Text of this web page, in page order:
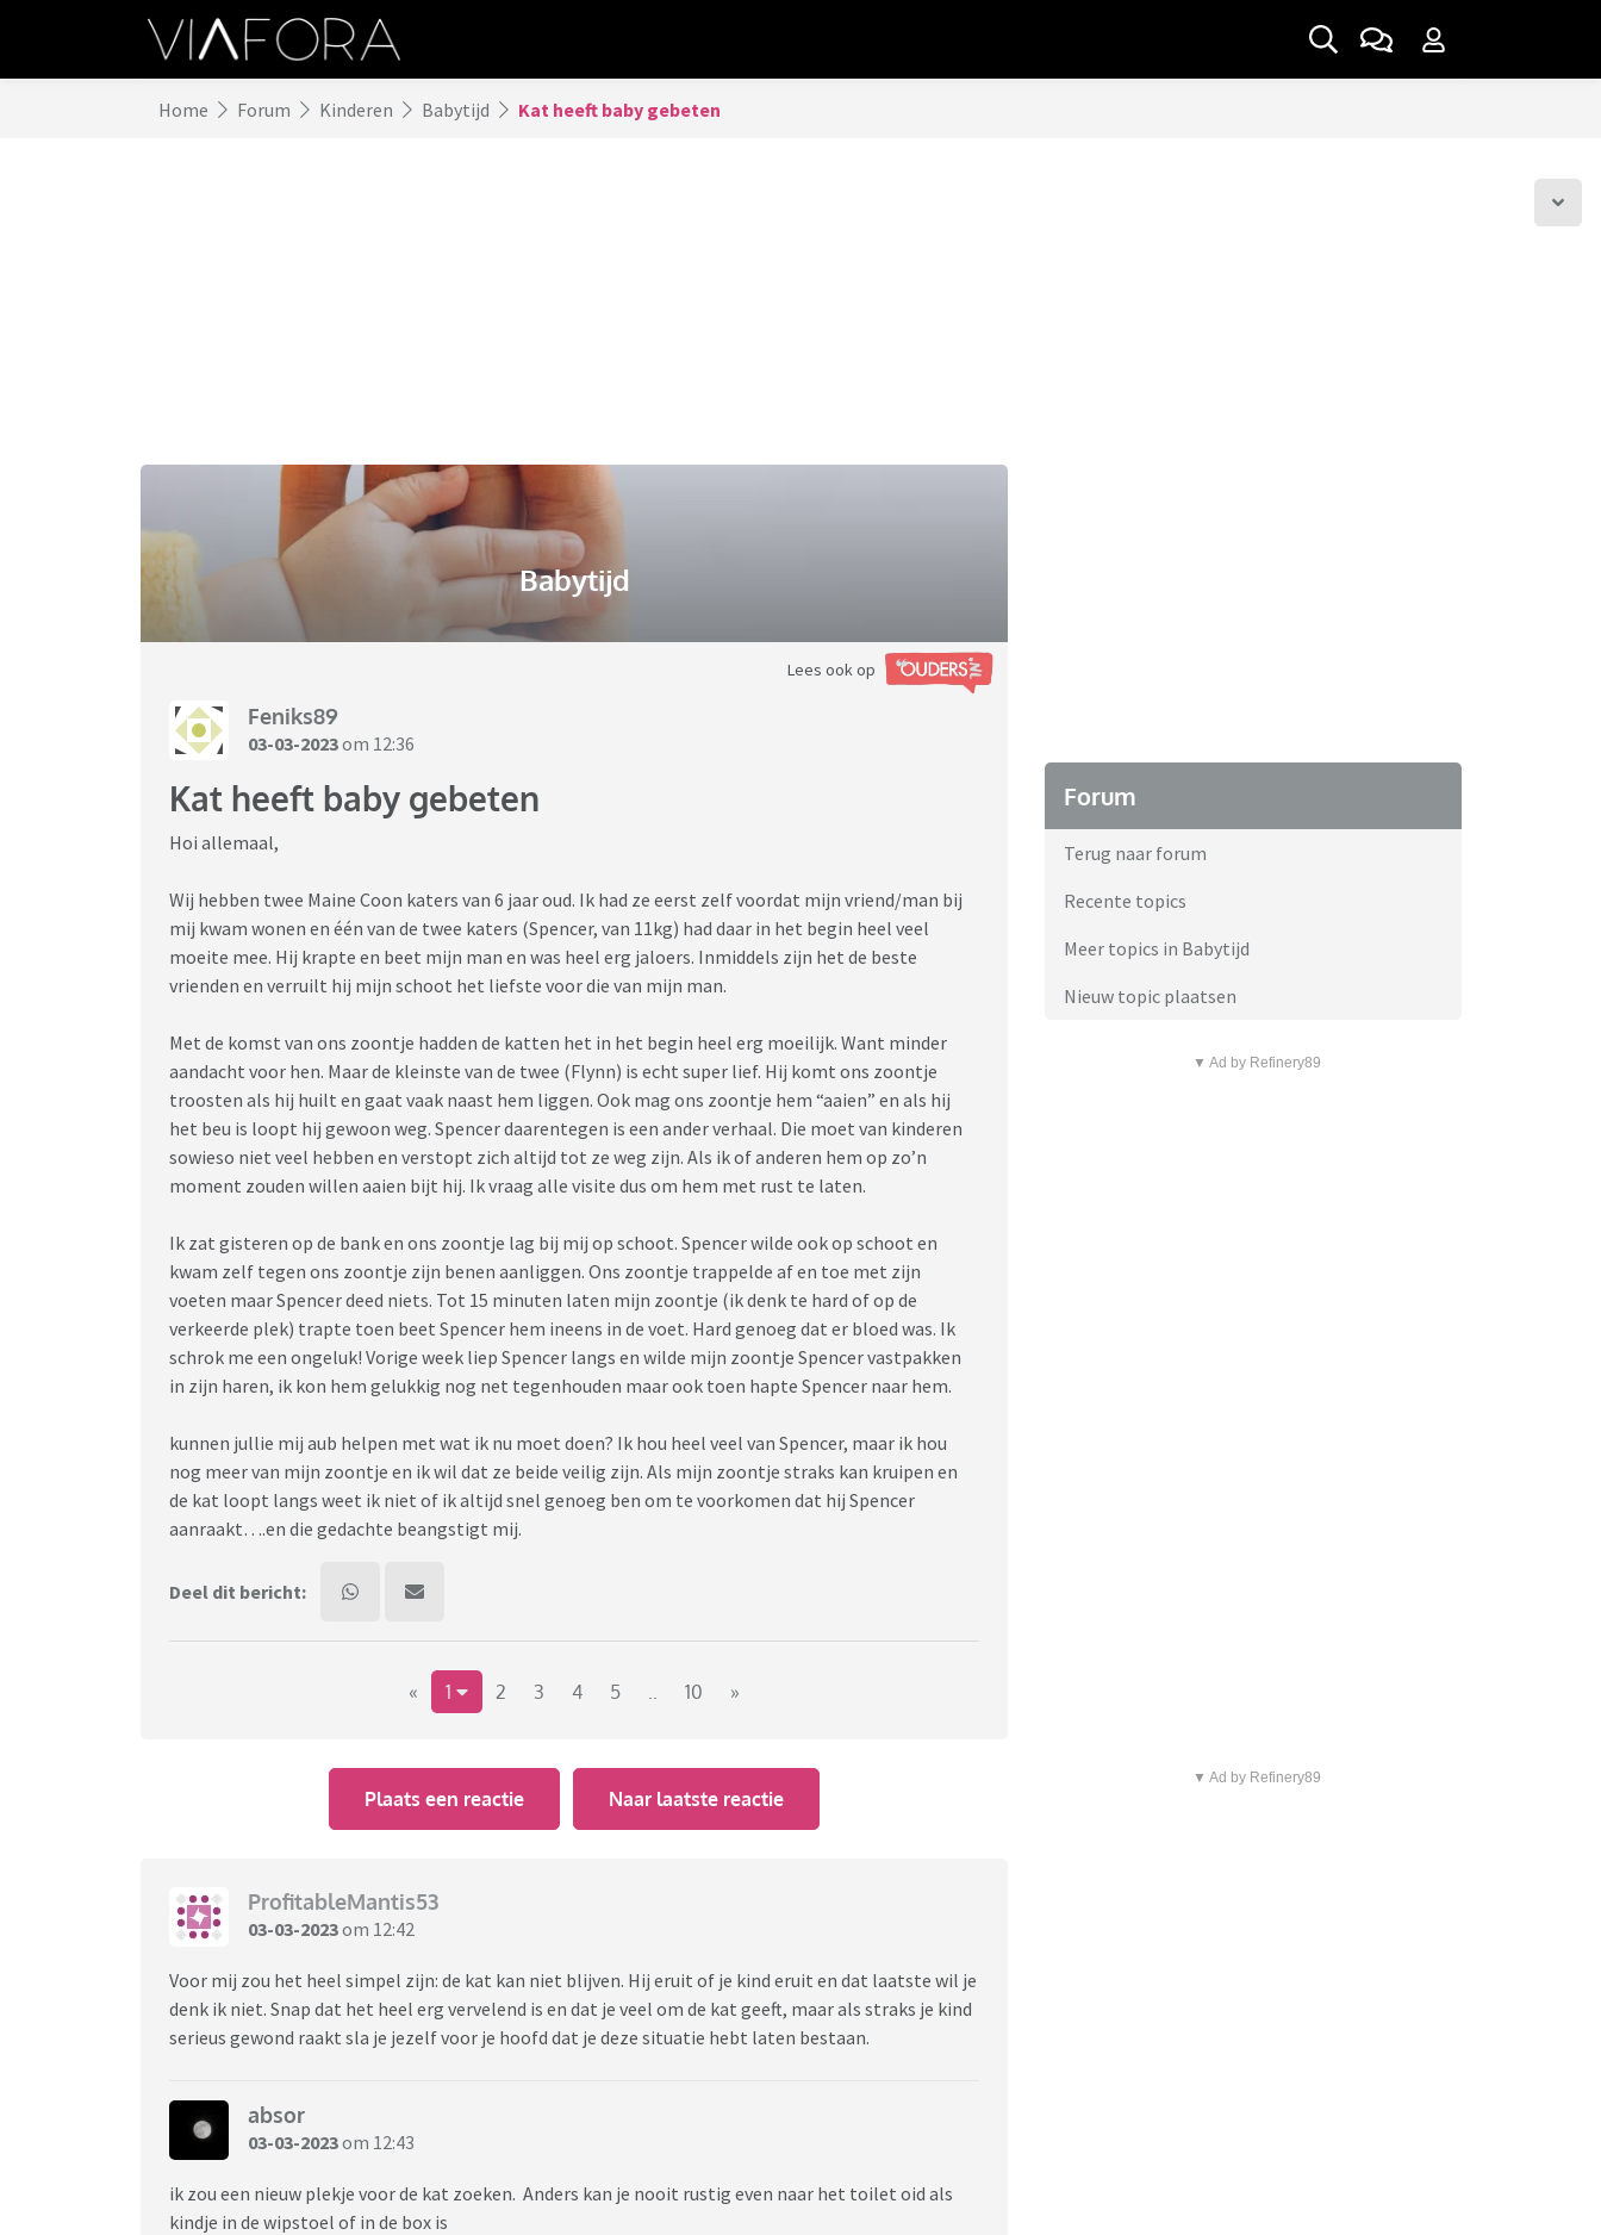
Home Forum Kinderen Babytijd Kat heeft baby gebeten
Babytijd
Lees ook op
Feniks89
03-03-2023om 12:36
Kat heeft baby gebeten
Hoi allemaal,
Wij hebben twee Maine Coon katers van 6 jaar oud. Ik had ze eerst zelf voordat mijn vriend/man bij
mij kwam wonen en één van de twee katers (Spencer, van 11kg) had daar in het begin heel veel
moeite mee. Hij krapte en beet mijn man en was heel erg jaloers. Inmiddels zijn het de beste
vrienden en verruilt hij mijn schoot het liefste voor die van mijn man.
Met de komst van ons zoontje hadden de katten het in het begin heel erg moeilijk. Want minder
aandacht voor hen. Maar de kleinste van de twee (Flynn) is echt super lief. Hij komt ons zoontje
troosten als hij huilt en gaat vaak naast hem liggen. Ook mag ons zoontje hem “aaien” en als hij
het beu is loopt hij gewoon weg. Spencer daarentegen is een ander verhaal. Die moet van kinderen
sowieso niet veel hebben en verstopt zich altijd tot ze weg zijn. Als ik of anderen hem op zo’n
moment zouden willen aaien bijt hij. Ik vraag alle visite dus om hem met rust te laten.
Ik zat gisteren op de bank en ons zoontje lag bij mij op schoot. Spencer wilde ook op schoot en
kwam zelf tegen ons zoontje zijn benen aanliggen. Ons zoontje trappelde af en toe met zijn
voeten maar Spencer deed niets. Tot 15 minuten laten mijn zoontje (ik denk te hard of op de
verkeerde plek) trapte toen beet Spencer hem ineens in de voet. Hard genoeg dat er bloed was. Ik
schrok me een ongeluk! Vorige week liep Spencer langs en wilde mijn zoontje Spencer vastpakken
in zijn haren, ik kon hem gelukkig nog net tegenhouden maar ook toen hapte Spencer naar hem.
kunnen jullie mij aub helpen met wat ik nu moet doen? Ik hou heel veel van Spencer, maar ik hou
nog meer van mijn zoontje en ik wil dat ze beide veilig zijn. Als mijn zoontje straks kan kruipen en
de kat loopt langs weet ik niet of ik altijd snel genoeg ben om te voorkomen dat hij Spencer
aanraakt….en die gedachte beangstigt mij.
Deel dit bericht:
« 1 2 3 4 5 .. 10 »
Plaats een reactie Naar laatste reactie
ProfitableMantis53
03-03-2023om 12:42
Voor mij zou het heel simpel zijn: de kat kan niet blijven. Hij eruit of je kind eruit en dat laatste wil je
denk ik niet. Snap dat het heel erg vervelend is en dat je veel om de kat geeft, maar als straks je kind
serieus gewond raakt sla je jezelf voor je hoofd dat je deze situatie hebt laten bestaan.
absor
03-03-2023om 12:43
ik zou een nieuw plekje voor de kat zoeken. Anders kan je nooit rustig even naar het toilet oid als
kindje in de wipstoel of in de box is
Forum
Terug naar forum
Recente topics
Meer topics in Babytijd
Nieuw topic plaatsen
▼ Ad by Refinery89
▼ Ad by Refinery89